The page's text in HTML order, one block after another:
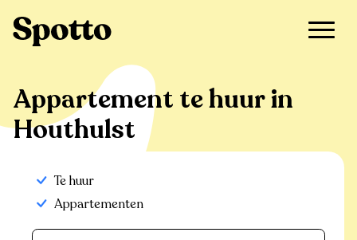
Houthulst
Appartement te huur in
Houthulst
Te huur
Appartementen